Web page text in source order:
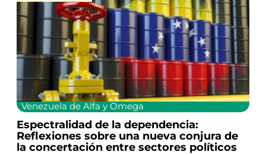
Venezuela de Alfa y Omega
Espectralidad de la dependencia:
Reflexiones sobre una nueva conjura de
la concertación entre sectores políticos